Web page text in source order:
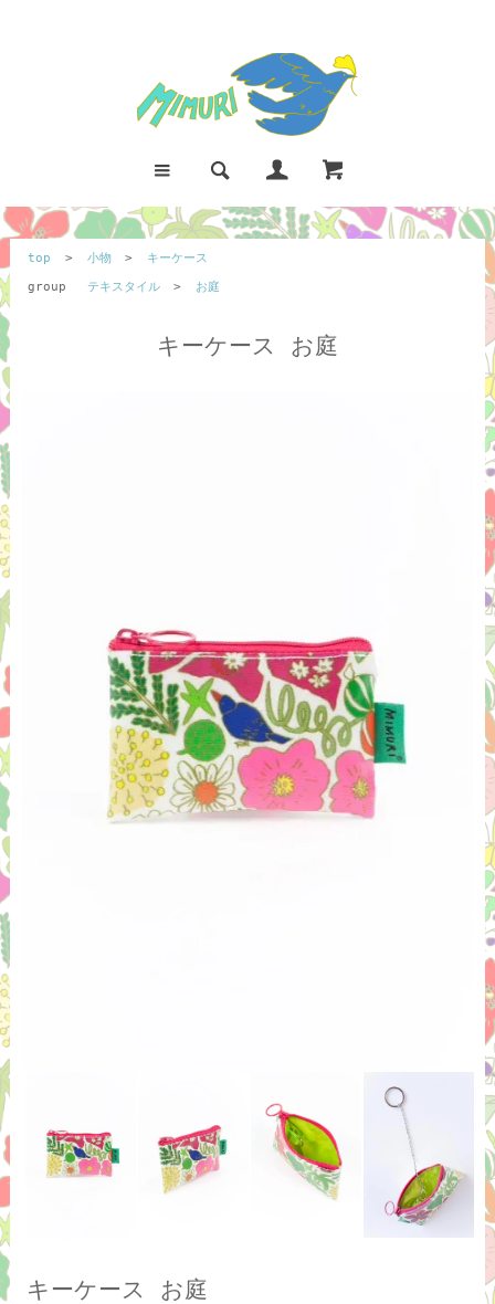
top > 小物 >
キーケース
group
テキスタイル > お庭
キーケース お庭
キーケース お庭